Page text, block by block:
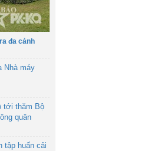
đa cảnh
Nhà máy
tới thăm Bộ
quân
tập huấn cải